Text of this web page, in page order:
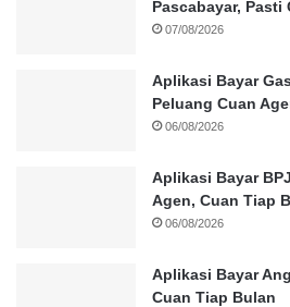
Pascabayar, Pasti
07/08/2026
Aplikasi Bayar
Peluang Cuan
06/08/2026
Aplikasi Bayar
Agen, Cuan Tiap
06/08/2026
Aplikasi Bayar
Cuan Tiap Bulan